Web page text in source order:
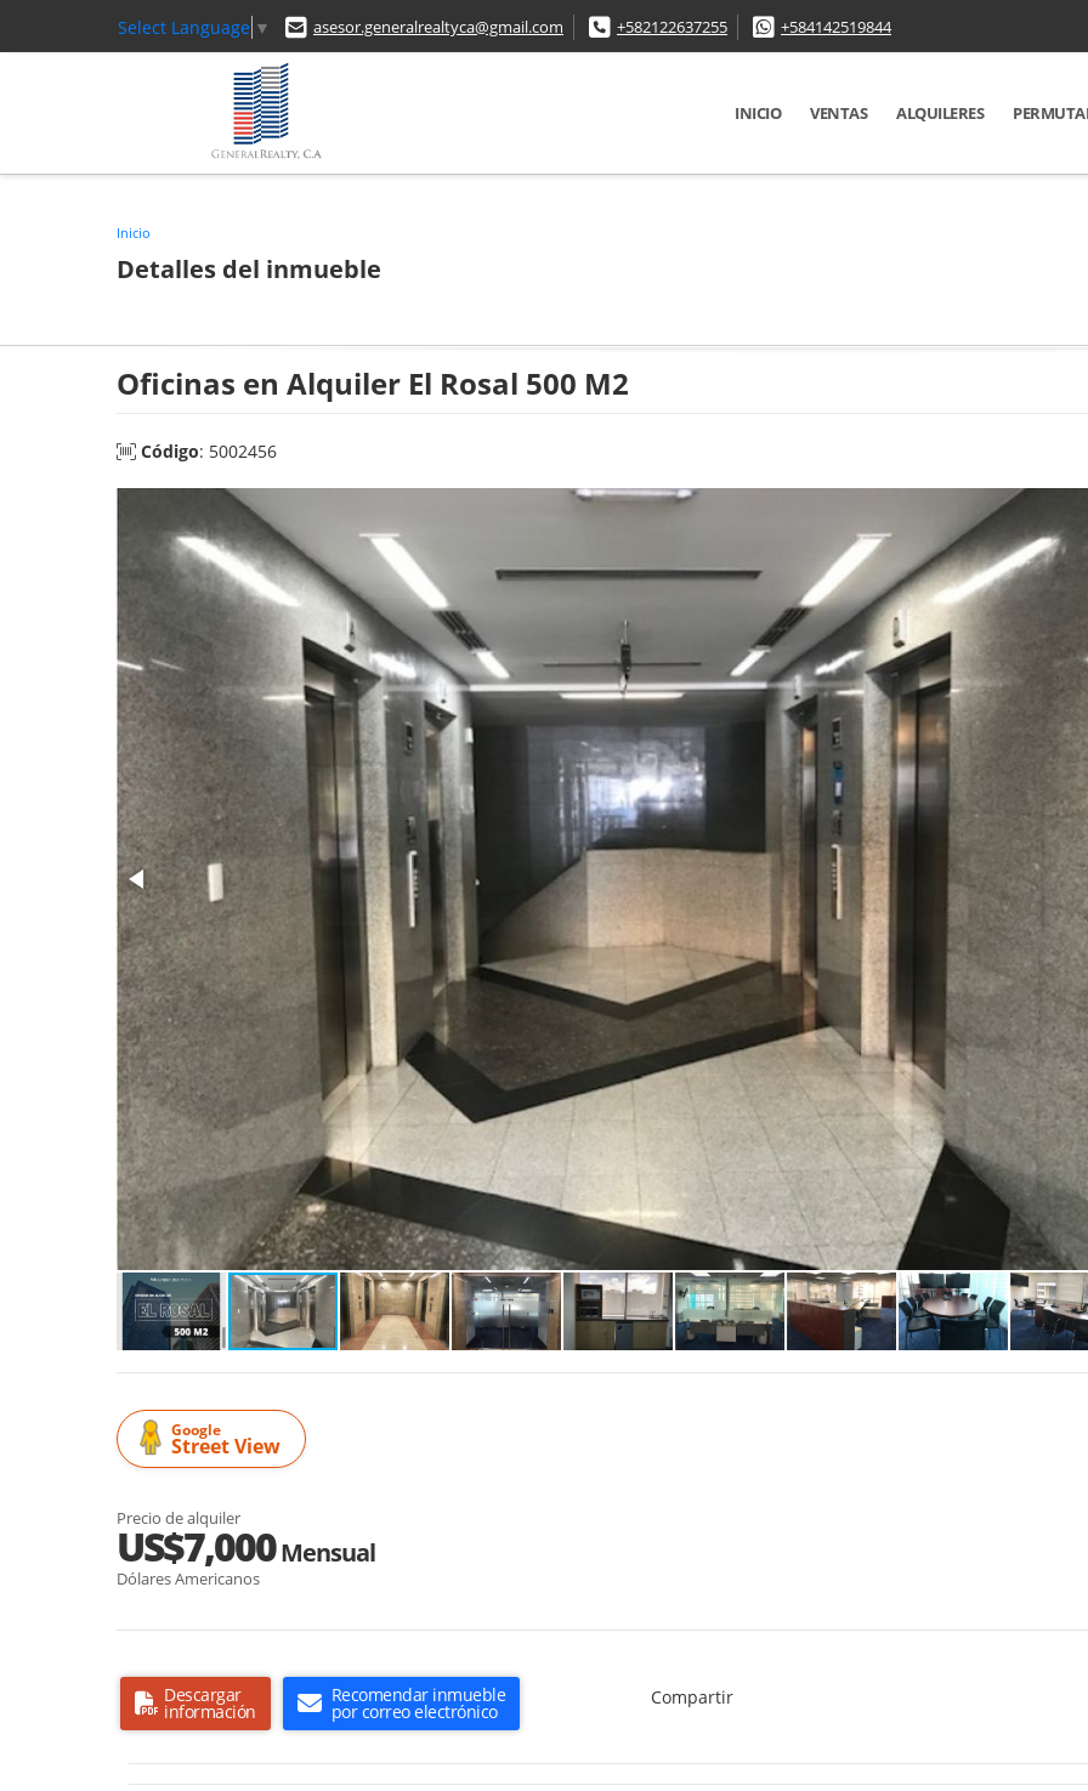
Select Language ▼ asesor.generalrealtyca@gmail.com +582122637255 +584142519844
INICIO VENTAS ALQUILERES
Inicio
Detalles del inmueble
Oficinas en Alquiler El Rosal 500 M2
Código: 5002456
Google
Street View
Precio de alquiler
US$7,000Mensual
Dólares Americanos
Descargar
información
Recomendar inmueble
por correo electrónico
Compartir